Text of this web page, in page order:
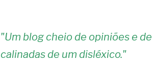
"Um blog cheio de opiniões e de
calinadas de um disléxico."